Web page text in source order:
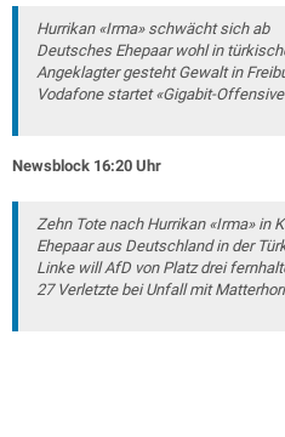
Hurrikan «Irma» schwächt sich ab
Deutsches Ehepaar wohl in
Angeklagter gesteht Gewalt in
Vodafone startet «Gigabit-
Newsblock 16:20 Uhr
Zehn Tote nach Hurrikan «Irma» in
Ehepaar aus Deutschland in der
Linke will AfD von Platz drei
27 Verletzte bei Unfall mit